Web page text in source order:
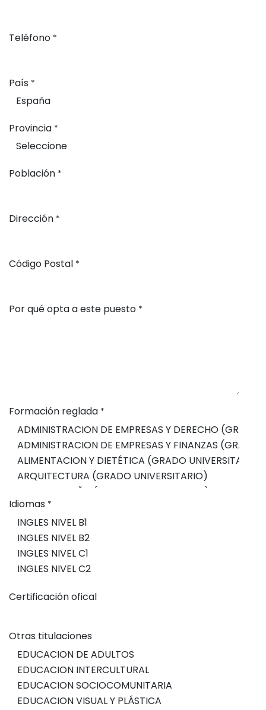
Teléfono *
País *
Provincia *
Población *
Dirección *
Código Postal *
Por qué opta a este puesto *
Formación reglada *
Idiomas *
Certificación ofical
Otras titulaciones